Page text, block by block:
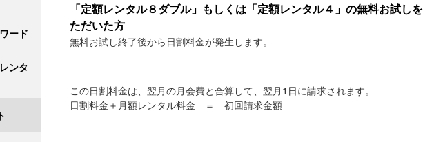
ード
ンタ
「定額レンタル８ダブル」もしくは「定額レンタル４」の無料お試し
ただいた方
無料お試し終了後から日割料金が発生します。
この日割料金は、翌月の月会費と合算して、翌月1日に請求されます。
日割料金＋月額レンタル料金 ＝ 初回請求金額